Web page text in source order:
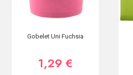
Gobelet Uni Fuchsia
1,29 €